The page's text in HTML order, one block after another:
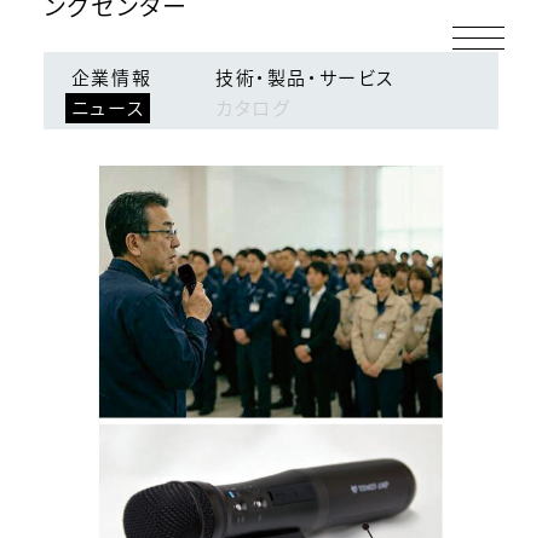
ングセンター
企業情報
技術・製品・サービス
ニュース
カタログ